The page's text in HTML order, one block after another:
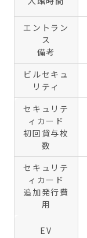
エントラン
ス
備考
ビルセキュ
リティ
セキュリテ
ィカード
初回貸与枚
数
セキュリテ
ィカード
追加発行費
用
EV